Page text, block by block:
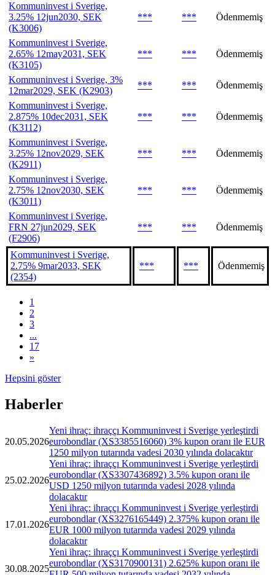
Kommuninvest i Sverige,
3.25% 12jun2030, SEK
(K3006)
*** *** Ödenmemiş
Kommuninvest i Sverige,
2.65% 12may2031, SEK
(K3105)
*** *** Ödenmemiş
Kommuninvest i Sverige, 3%
12mar2029, SEK (K2903)
*** ***
Ödenmemiş
Kommuninvest i Sverige,
2.875% 10dec2031, SEK
(K3112)
*** *** Ödenmemiş
Kommuninvest i Sverige,
3.25% 12nov2029, SEK
(K2911)
*** *** Ödenmemiş
Kommuninvest i Sverige,
2.75% 12nov2030, SEK
(K3011)
*** *** Ödenmemiş
Kommuninvest i Sverige,
FRN 27jun2029, SEK
(F2906)
*** *** Ödenmemiş
Kommuninvest i Sverige,
2.75% 9mar2033, SEK
(2354)
*** *** Ödenmemiş
1
2
3
...
17
»
Hepsini göster
Haberler
20.05.2026
Yeni ihraç: ihraççı Kommuninvest i Sverige yerleştirdi
eurobondlar (XS3385516060) 3% kupon oranı ile EUR
1250 milyon tutarında vadesi 2030 yılında dolacaktır
25.02.2026
Yeni ihraç: ihraççı Kommuninvest i Sverige yerleştirdi
eurobondlar (XS3307436892) 3.5% kupon oranı ile
USD 1250 milyon tutarında vadesi 2028 yılında
dolacaktır
17.01.2026
Yeni ihraç: ihraççı Kommuninvest i Sverige yerleştirdi
eurobondlar (XS3276165449) 2.375% kupon oranı ile
EUR 1000 milyon tutarında vadesi 2029 yılında
dolacaktır
30.08.2025
Yeni ihraç: ihraççı Kommuninvest i Sverige yerleştirdi
eurobondlar (XS3170900131) 2.625% kupon oranı ile